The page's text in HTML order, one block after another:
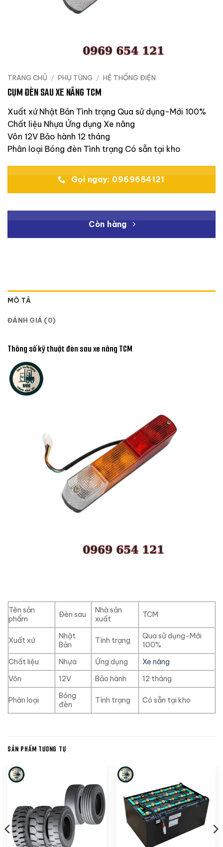
TRANG CHỦ / PHỤ TÙNG / HỆ THỐNG ĐIỆN
CỤM ĐÈN SAU XE NÂNG TCM
Xuất xứ Nhật Bản Tình trạng Qua sử dụng-Mới 100%
Chất liệu Nhựa Ứng dụng Xe nâng
Vôn 12V Bảo hành 12 tháng
Phân loại Bóng đèn Tình trạng Có sẵn tại kho
Gọi ngay: 0969654121
Còn hàng
MÔ TẢ
ĐÁNH GIÁ (0)
Thông số kỹ thuật đèn sau xe nâng TCM
Tên sản
phẩm
Đèn sau
Nhà sản
xuất
TCM
Xuất xứ
Nhật
Bản
Tình trạng
Qua sử dụng-Mới
100%
Chất liệu
Nhựa Ứng dụng
Xe nâng
Vôn
12V Bảo hành 12 tháng
Phân loại
Bóng
đèn
Tình trạng Có sẵn tại kho
SẢN PHẨM TƯƠNG TỰ